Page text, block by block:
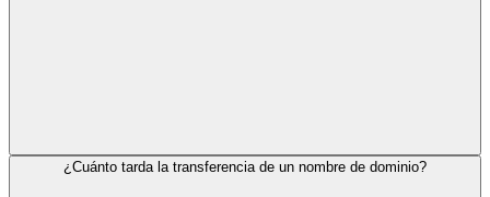
¿Cuánto tarda la transferencia de un nombre de dominio?